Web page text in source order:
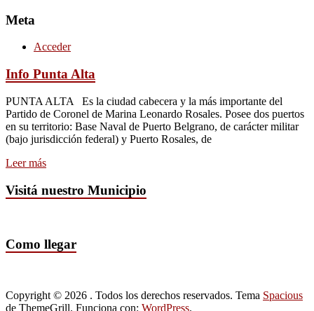
Meta
Acceder
Info Punta Alta
PUNTA ALTA Es la ciudad cabecera y la más importante del
Partido de Coronel de Marina Leonardo Rosales. Posee dos puertos
en su territorio: Base Naval de Puerto Belgrano, de carácter militar
(bajo jurisdicción federal) y Puerto Rosales, de
Leer más
Visitá nuestro Municipio
Como llegar
Copyright © 2026 . Todos los derechos reservados. Tema Spacious
de ThemeGrill. Funciona con: WordPress.